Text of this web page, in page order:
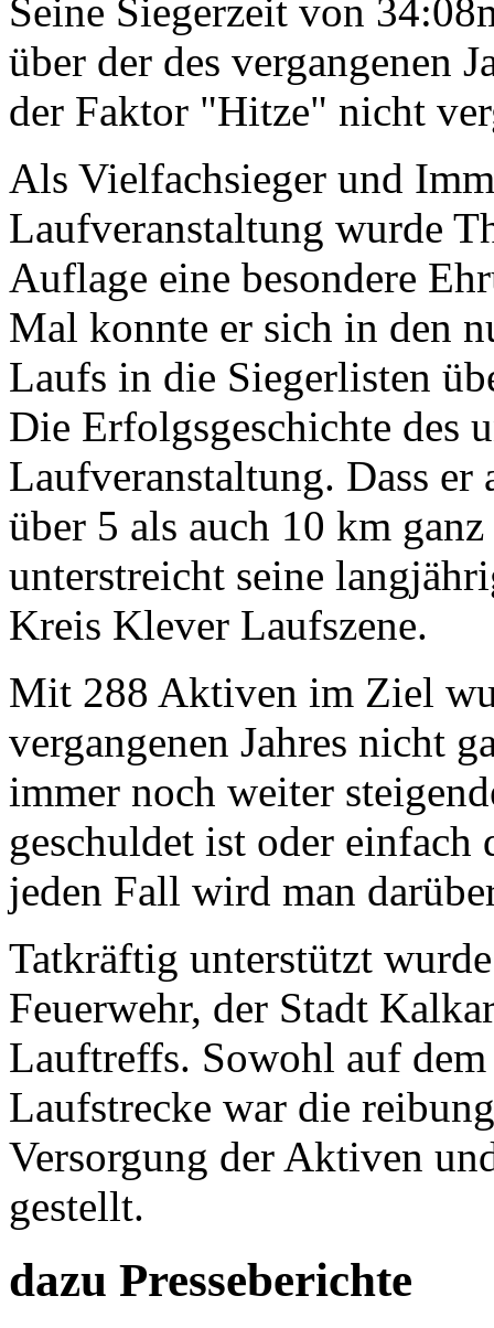
Seine Siegerzeit von
über der des vergangenen
der Faktor "Hitze" nicht
Als Vielfachsieger und
Laufveranstaltung wurde
Auflage eine besondere
Mal konnte er sich in den
Laufs in die Siegerlisten
Die Erfolgsgeschichte des
Laufveranstaltung. Dass
über 5 als auch 10 km
unterstreicht seine
Kreis Klever Laufszene.
Mit 288 Aktiven im Ziel
vergangenen Jahres nicht
immer noch weiter
geschuldet ist oder einfach
jeden Fall wird man
Tatkräftig unterstützt
Feuerwehr, der Stadt
Lauftreffs. Sowohl auf
Laufstrecke war die
Versorgung der Aktiven
gestellt.
dazu Presseberichte